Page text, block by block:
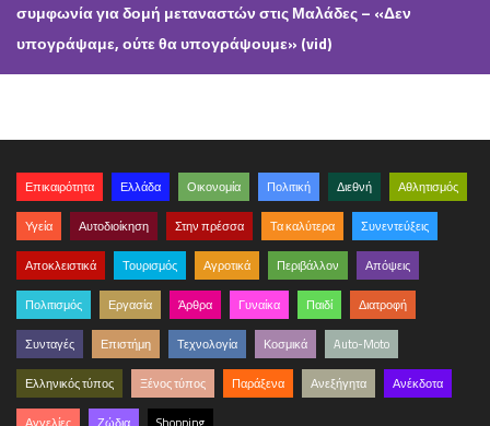
συμφωνία για δομή μεταναστών στις Μαλάδες – «Δεν
υπογράψαμε, ούτε θα υπογράψουμε» (vid)
Επικαιρότητα Ελλάδα Οικονομία Πολιτική Διεθνή Αθλητισμός
Υγεία Αυτοδιοίκηση Στην πρέσσα Τα καλύτερα Συνεντεύξεις
Αποκλειστικά Τουρισμός Αγροτικά Περιβάλλον Απόψεις
Πολιτισμός Εργασία Άρθρα Γυναίκα Παιδί Διατροφή
Συνταγές Επιστήμη Τεχνολογία Κοσμικά Auto-Moto
Ελληνικός τύπος Ξένος τύπος Παράξενα Ανεξήγητα Ανέκδοτα